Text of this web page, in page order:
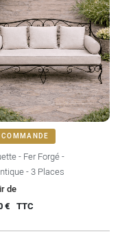
COMMANDE
- Fer Forgé -
- 3 Places
de
€ TTC